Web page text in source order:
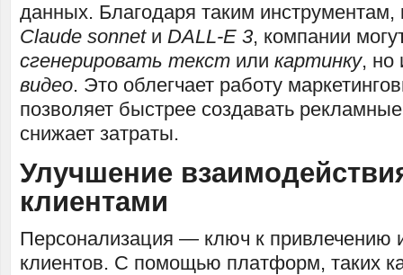
данных. Благодаря таким инструментам,
Claude sonnetи DALL-E 3, компании
сгенерировать текст или картинку, но
видео. Это облегчает работу
позволяет быстрее создавать
снижает затраты.
Улучшение
клиентами
Персонализация — ключ к привлечению
клиентов. С помощью платформ, таких